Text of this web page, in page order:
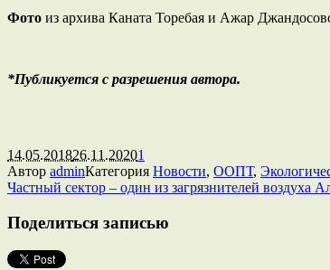
Фото из архива Каната Торебая и Ажар
*Публикуется с разрешения автора.
14.05.201826.11.20201
Автор adminКатегория Новости, ООПТ,
Частный сектор – один из загрязнителей воздуха
Поделиться записью